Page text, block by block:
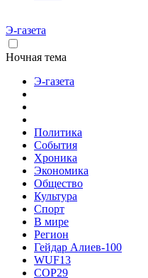
Э-газета
Ночная тема
Э-газета
Политика
События
Хроника
Экономика
Общество
Культура
Спорт
В мире
Регион
Гейдар Алиев-100
WUF13
COP29